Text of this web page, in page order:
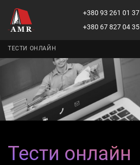
+380 93 261 01 37
+380 67 827 04 35
ТЕСТИ ОНЛАЙН
Тести онлайн